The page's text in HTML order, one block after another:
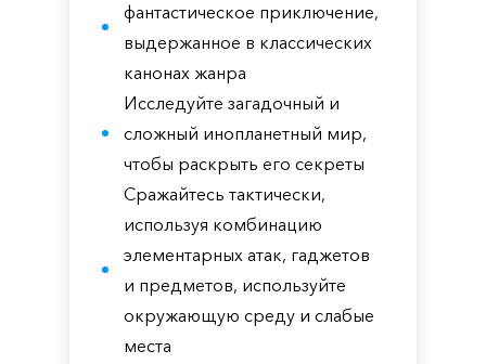
фантастическое приключение,
выдержанное в классических
канонах жанра
Исследуйте загадочный и
сложный инопланетный мир,
чтобы раскрыть его секреты
Сражайтесь тактически,
используя комбинацию
элементарных атак, гаджетов
и предметов, используйте
окружающую среду и слабые
места